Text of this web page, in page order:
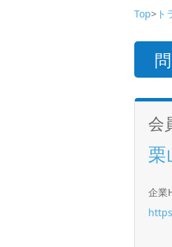
Top> ト
会
栗
企業